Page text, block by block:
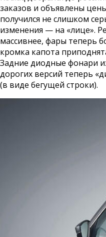
заказов и объявлены
получился не слишком
изменения — на «лице».
массивнее, фары теперь
кромка капота
Задние диодные фонари
дорогих версий теперь
(в виде бегущей строки).